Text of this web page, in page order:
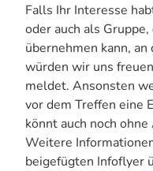
Falls Ihr Interesse
oder auch als
übernehmen kann,
würden wir uns
meldet. Ansonsten
vor dem Treffen eine
könnt auch noch
Weitere
beigefügten Infoflyer